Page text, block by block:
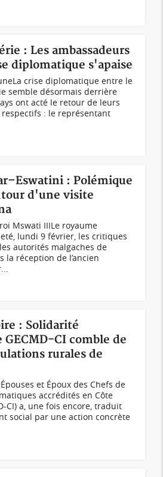
: Les ambassadeurs
diplomatique s'apaise
crise diplomatique entre le
semble désormais derrière
ont acté le retour de leurs
: le représentant
: Polémique
d'une visite
Mswati IIILe royaume
lundi 9 février, les critiques
autorités malgaches de
la réception de l’ancien
: Solidarité
CI comble de
rurales de
et Époux des Chefs de
accrédités en Côte
CI) a, une fois encore, traduit
social par une action concrète